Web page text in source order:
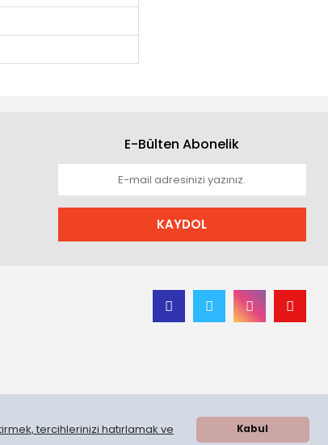
tercihlerinizi hatırlamak ve
Kabul
E-Bülten Abonelik
KAYDOL